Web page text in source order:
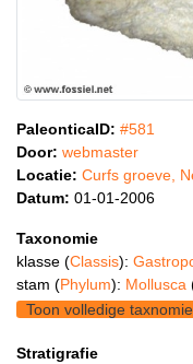
PaleonticaID: #581
Door: webmaster
Locatie: Curfs groeve,
Datum: 01-01-2006
Taxonomie
klasse (Classis):
stam (Phylum): Mollusca
Toon volledige taxnomie
Stratigrafie